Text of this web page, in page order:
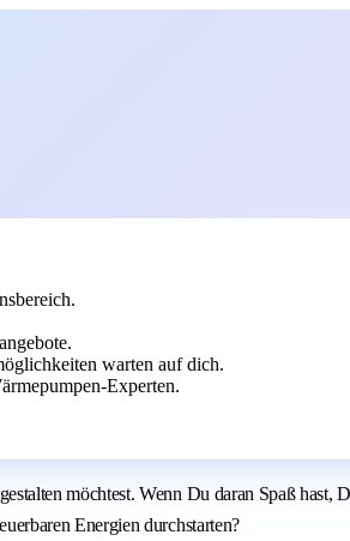
warten auf dich.
Experten.
möchtest. Wenn Du daran Spaß
Energien durchstarten?